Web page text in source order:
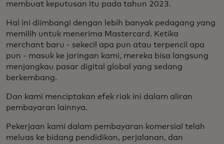
membuat keputusan itu pada tahun 2023.
Hal ini diimbangi dengan lebih banyak pedagang yang
memilih untuk menerima Mastercard. Ketika
merchant baru - sekecil apa pun atau terpencil apa
pun - masuk ke jaringan kami, mereka bisa langsung
menjangkau pasar digital global yang sedang
berkembang.
Dan kami menciptakan efek riak ini dalam aliran
pembayaran lainnya.
Pekerjaan kami dalam pembayaran komersial telah
meluas ke bidang pendidikan, perjalanan, dan